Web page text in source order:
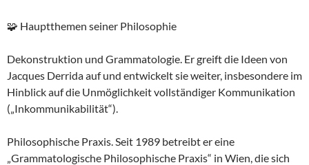
🧩 Hauptthemen seiner Philosophie
Dekonstruktion und Grammatologie. Er greift die Ideen von
Jacques Derrida auf und entwickelt sie weiter, insbesondere im
Hinblick auf die Unmöglichkeit vollständiger Kommunikation
(„Inkommunikabilität“).
Philosophische Praxis. Seit 1989 betreibt er eine
„Grammatologische Philosophische Praxis“ in Wien, die sich